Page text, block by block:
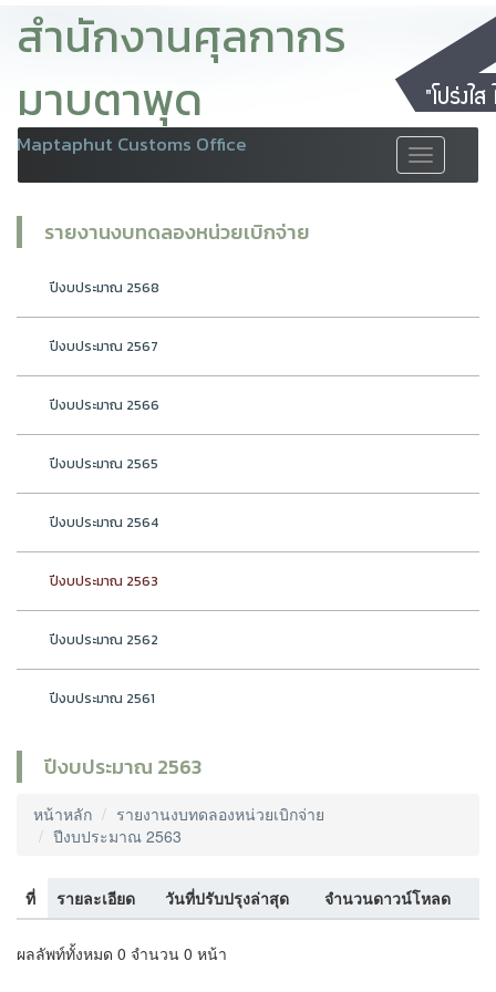
สำนักงานศุลกากร
มาบตาพุด
Maptaphut Customs Office
Toggle
navigation
รายงานงบทดลองหน่วยเบิกจ่าย
ปีงบประมาณ 2568
ปีงบประมาณ 2567
ปีงบประมาณ 2566
ปีงบประมาณ 2565
ปีงบประมาณ 2564
ปีงบประมาณ 2563
ปีงบประมาณ 2562
ปีงบประมาณ 2561
ปีงบประมาณ 2563
หน้าหลัก
รายงานงบทดลองหน่วยเบิกจ่าย
ปีงบประมาณ 2563
ที่ รายละเอียด วันที่ปรับปรุงล่าสุด จำนวนดาวน์โหลด
ผลลัพท์ทั้งหมด 0 จำนวน 0 หน้า